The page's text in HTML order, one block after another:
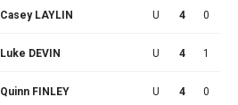
Casey LAYLIN U 4 0
Luke DEVIN U 4 1
Quinn FINLEY U 4 0